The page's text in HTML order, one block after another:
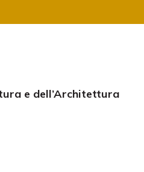
e dell’Architettura